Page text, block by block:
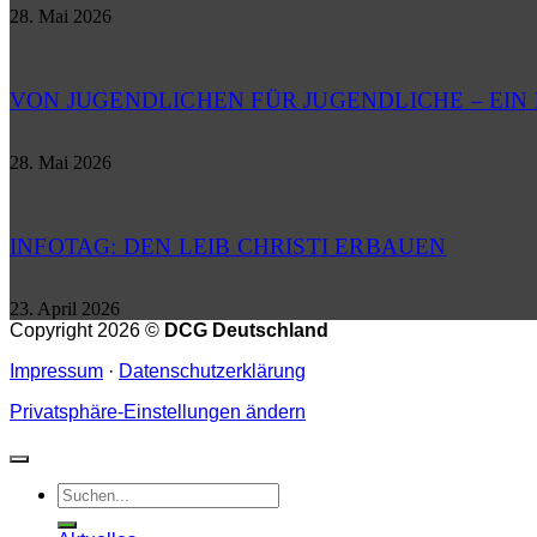
28. Mai 2026
VON JUGENDLICHEN FÜR JUGENDLICHE –
28. Mai 2026
INFOTAG: DEN LEIB CHRISTI ERBAUEN
23. April 2026
Copyright 2026 © DCG Deutschland
Impressum · Datenschutzerklärung
Privatsphäre-Einstellungen ändern